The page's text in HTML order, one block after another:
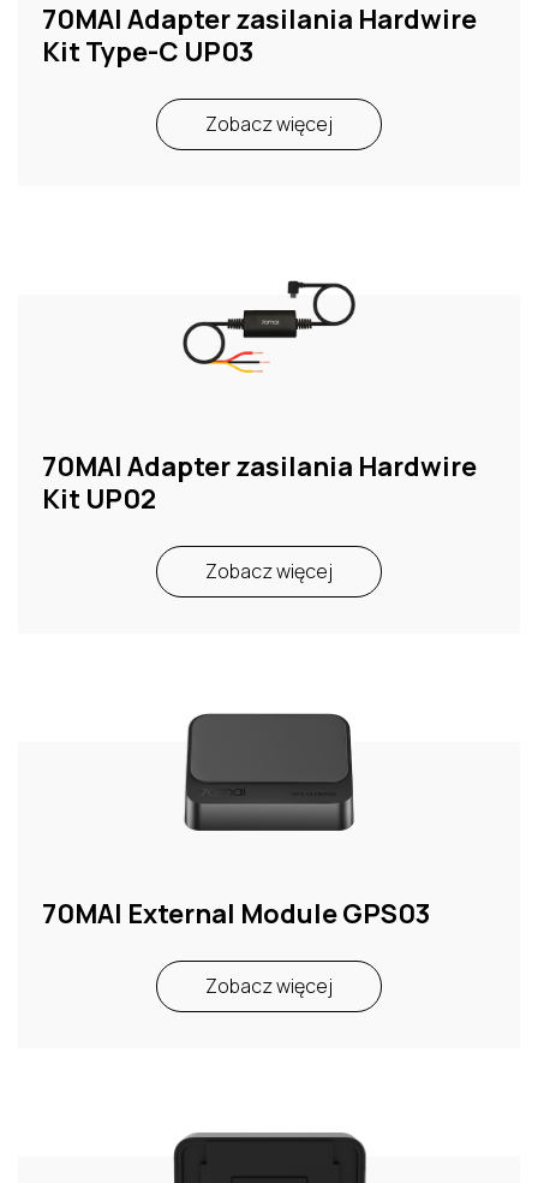
70MAI Adapter zasilania Hardwire
Kit Type-C UP03
Zobacz więcej
70MAI Adapter zasilania Hardwire
Kit UP02
Zobacz więcej
70MAI External Module GPS03
Zobacz więcej